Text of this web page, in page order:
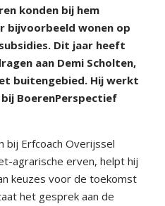
konden bij hem
bijvoorbeeld wonen op
Dit jaar heeft
aan Demi Scholten,
buitengebied. Hij werkt
BoerenPerspectief
bij Erfcoach Overijssel
agrarische erven, helpt hij
keuzes voor de toekomst
het gesprek aan de